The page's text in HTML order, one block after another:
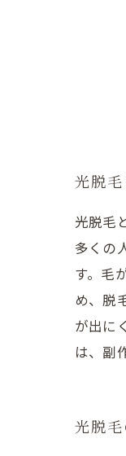
光脱毛
光脱毛
多くの
す。毛
め、脱
が出に
は、副
光脱